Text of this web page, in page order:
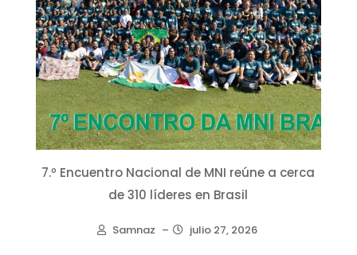
7.º Encuentro Nacional de MNI reúne a cerca
de 310 líderes en Brasil
Samnaz – julio 27, 2026